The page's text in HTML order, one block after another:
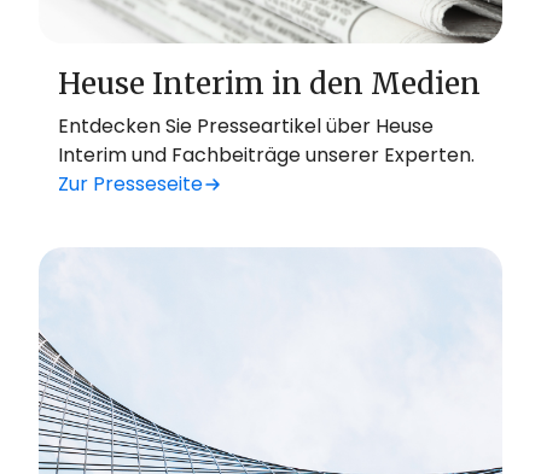
Heuse Interim in den Medien
Entdecken Sie Presseartikel über Heuse
Interim und Fachbeiträge unserer Experten.
Zur Presseseite